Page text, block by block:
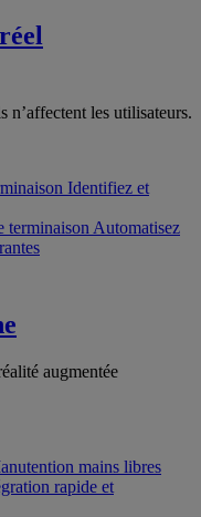
n’affectent les utilisateurs.
Identifiez et
terminaison Automatisez
augmentée
mains libres
rapide et